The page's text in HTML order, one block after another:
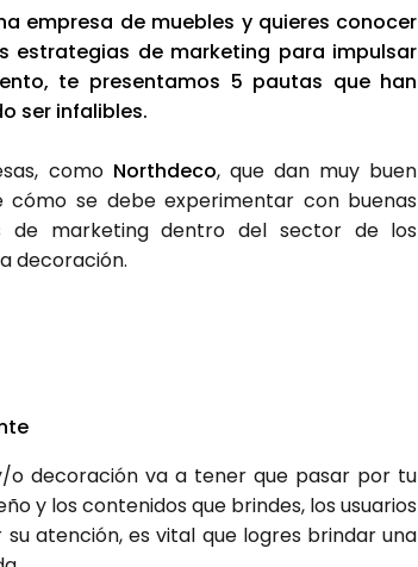
empre­sa de mue­bles y quie­res cono­cer
estra­te­gias de mar­ke­ting para impul­sar
te pre­sen­ta­mos 5 pau­tas que han
ser infa­li­bles.
como North­de­co, que dan muy buen
cómo se debe expe­ri­men­tar con bue­nas
de mar­ke­ting den­tro del sec­tor de los
deco­ra­ción.
deco­ra­ción va a tener que pasar por tu
y los con­te­ni­dos que brin­des, los usua­rios
aten­ción, es vital que logres brin­dar una